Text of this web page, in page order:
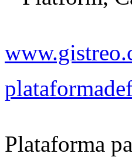
Plataforma